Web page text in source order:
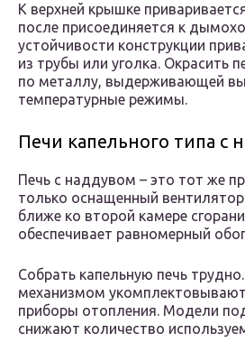
К верхней крышке
после присоединяется к
устойчивости конструкции
из трубы или уголка. Окрасить
по металлу, выдерживающей
температурные режимы.
Печи капельного типа с
Печь с наддувом – это тот же
только оснащенный
ближе ко второй камере
обеспечивает равномерный
Собрать капельную печь
механизмом
приборы отопления. Модели
снижают количество